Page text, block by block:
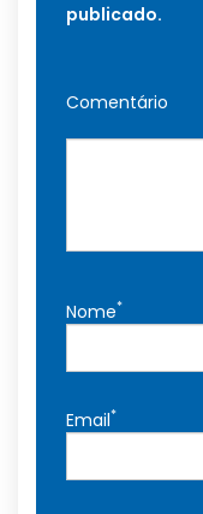
publicado.
Comentário
Nome*
Email*